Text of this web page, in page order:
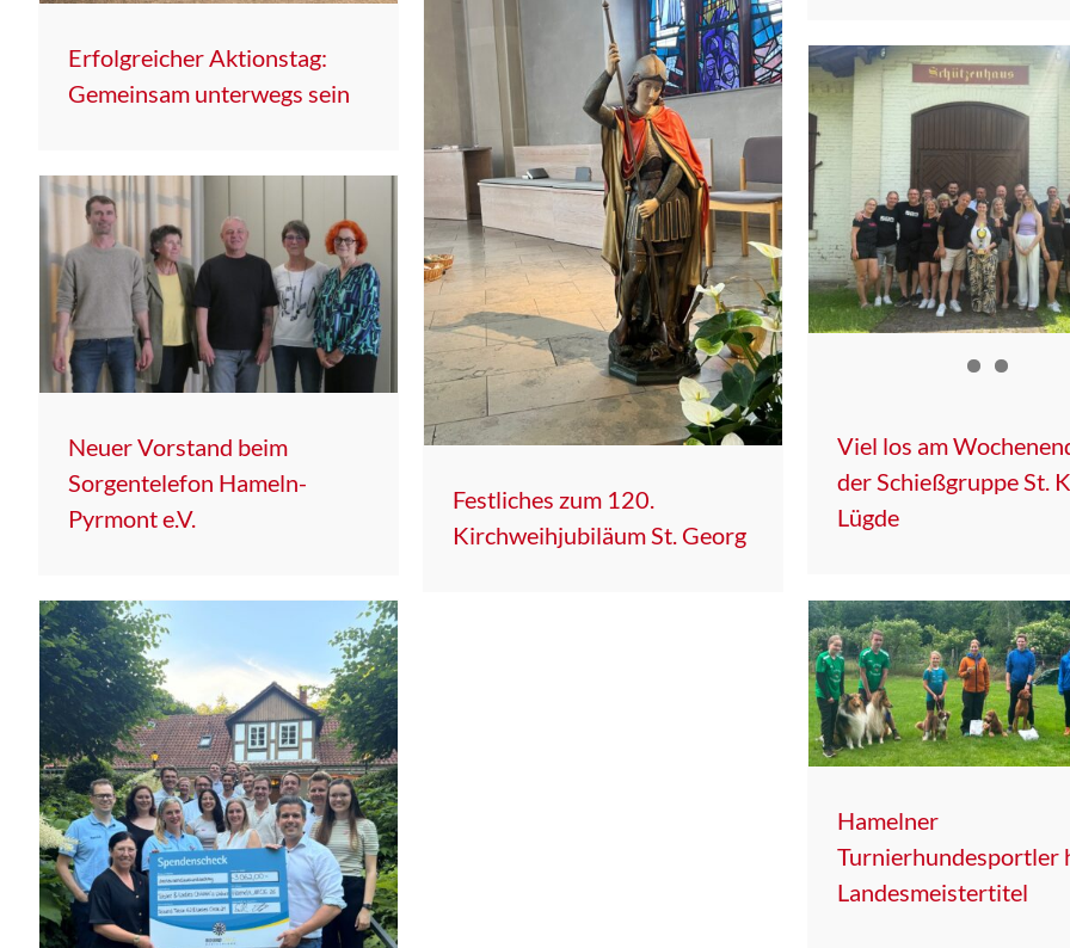
Erfolgreicher Aktionstag:
Gemeinsam unterwegs sein
Festliches zum 120.
Kirchweihjubiläum St. Georg
Viel los am
der Schießgruppe St.
Lügde
Neuer Vorstand beim
Sorgentelefon Hameln-
Pyrmont e.V.
Hamelner
Turnierhundesportler
Landesmeistertitel